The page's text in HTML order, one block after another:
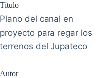
Título
Plano del canal en
proyecto para regar los
terrenos del Jupateco
Autor